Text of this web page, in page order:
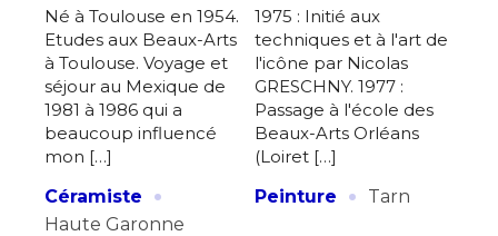
Né à Toulouse en 1954.
Etudes aux Beaux-Arts
à Toulouse. Voyage et
séjour au Mexique de
1981 à 1986 qui a
beaucoup influencé
mon […]
Céramiste
·
Haute Garonne
1975 : Initié aux
techniques et à l'art de
l'icône par Nicolas
GRESCHNY. 1977 :
Passage à l'école des
Beaux-Arts Orléans
(Loiret […]
Peinture
· Tarn